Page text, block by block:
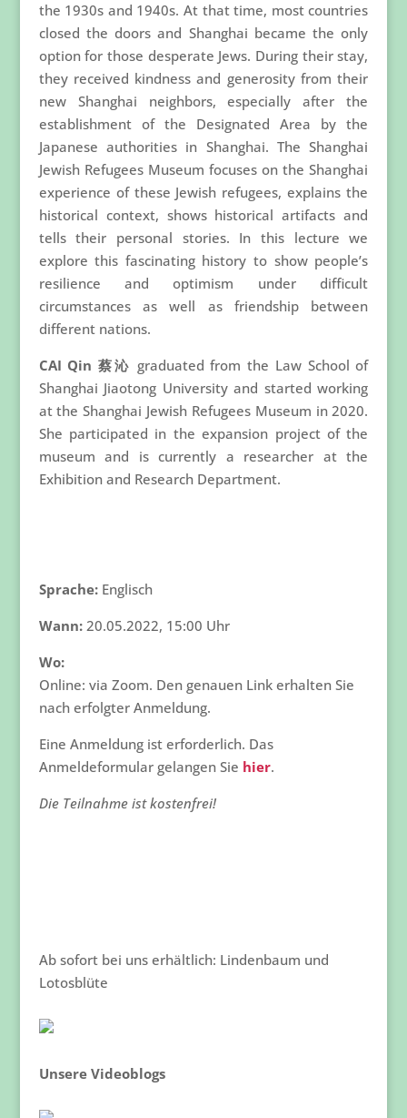
the 1930s and 1940s. At that time, most countries
closed the doors and Shanghai became the only
option for those desperate Jews. During their stay,
they received kindness and generosity from their
new Shanghai neighbors, especially after the
establishment of the Designated Area by the
Japanese authorities in Shanghai. The Shanghai
Jewish Refugees Museum focuses on the Shanghai
experience of these Jewish refugees, explains the
historical context, shows historical artifacts and
tells their personal stories. In this lecture we
explore this fascinating history to show people’s
resilience and optimism under difficult
circumstances as well as friendship between
different nations.
CAI Qin 蔡沁 graduated from the Law School of
Shanghai Jiaotong University and started working
at the Shanghai Jewish Refugees Museum in 2020.
She participated in the expansion project of the
museum and is currently a researcher at the
Exhibition and Research Department.
Sprache: Englisch
Wann: 20.05.2022, 15:00 Uhr
Wo:
Online: via Zoom. Den genauen Link erhalten Sie
nach erfolgter Anmeldung.
Eine Anmeldung ist erforderlich. Das
Anmeldeformular gelangen Sie hier.
Die Teilnahme ist kostenfrei!
Ab sofort bei uns erhältlich: Lindenbaum und
Lotosblüte
Unsere Videoblogs